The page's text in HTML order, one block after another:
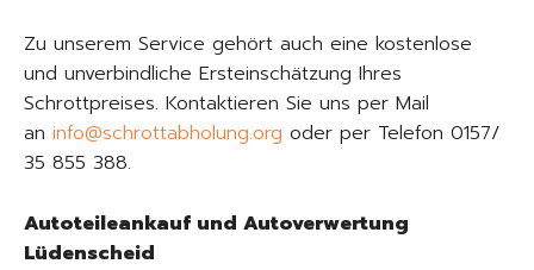
Zu unserem Service gehört auch eine kostenlose
und unverbindliche Ersteinschätzung Ihres
Schrottpreises. Kontaktieren Sie uns per Mail
an info@schrottabholung.org oder per Telefon 0157/
35 855 388.
Autoteileankauf und Autoverwertung
Lüdenscheid